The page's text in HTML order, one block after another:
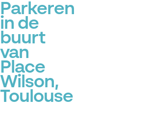
Parkeren
in de
buurt
van
Place
Wilson,
Toulouse